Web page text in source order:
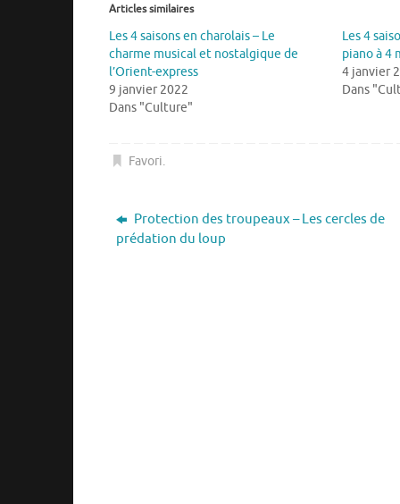
Articles similaires
Les 4 saisons en charolais – Le
charme musical et nostalgique de
l’Orient-express
9 janvier 2022
Dans "Culture"
Les 4
piano à 4
4 janvier
Dans
Favori.
Protection des troupeaux – Les cercles de
prédation du loup